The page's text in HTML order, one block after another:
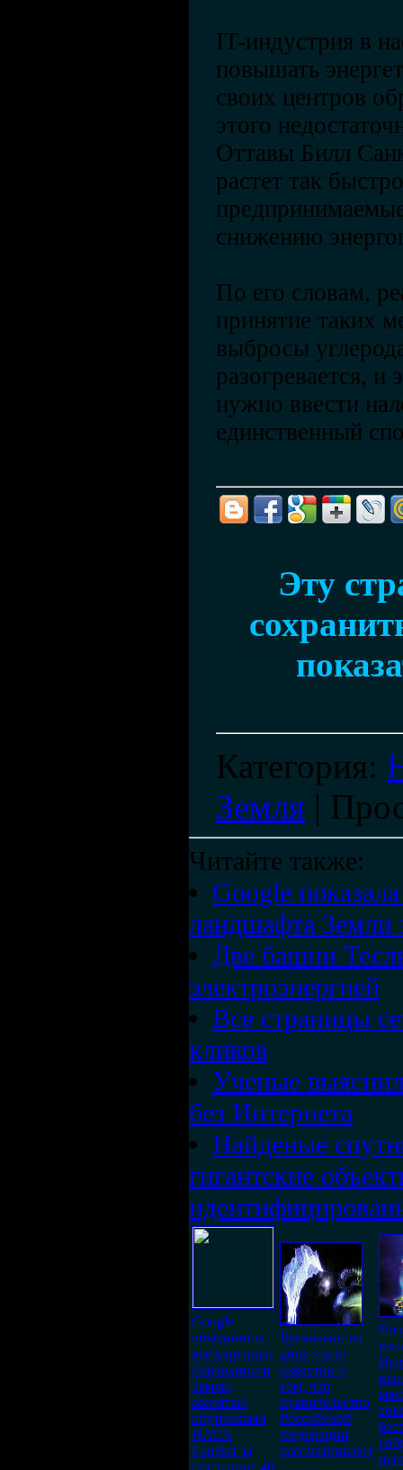
IT-индустрия в
повышать
своих центров
этого
Оттавы Билл
растет так
снижению
По его словам,
принятие таких
выбросы
разогревается,
нужно ввести
единственный
Эту
Категория:
Земля |
Читайте также:
Google
ландшафта Земли
Две башни
электроэнергией
Все страницы
кликов
Ученые
без Интернета
Найденые
гигантские
Google
объединила
все картинки
поверхности
Земли,
заснятые
спутниками
НАСА
Landsat за
последние 40
Буквально на
днях стало
известно о
том, что
правительство
Российской
Федерации
рассматривают
На